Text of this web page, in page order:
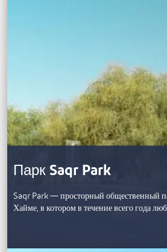
Парк Saqr Park
Saqr Park — просторный общественный
Хайме, в котором в течение всего года